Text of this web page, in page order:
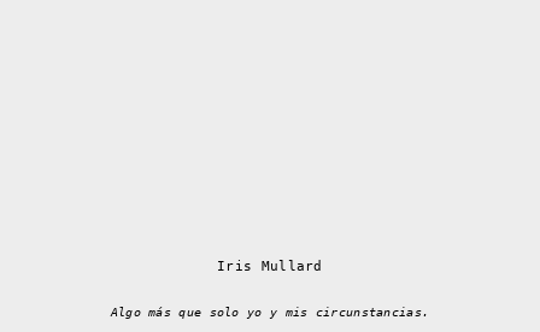
Iris Mullard
Algo más que solo yo y mis circunstancias.